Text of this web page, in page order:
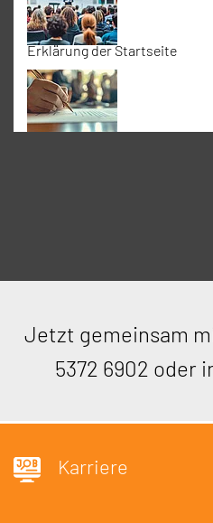
Erklärung der Startseite
Kennwort ändern in Session
Dokumente/Links im
hochladen
aufgrund der
Jetzt gemeinsam
5372 6902 oder
Karriere